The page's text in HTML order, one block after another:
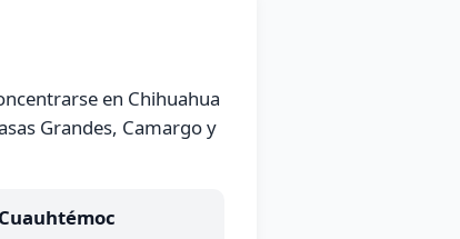
en Chihuahua
Grandes, Camargo y
Cuauhtémoc